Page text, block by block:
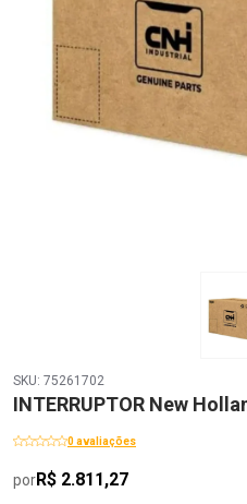
SKU: 75261702
INTERRUPTOR New
0 avaliações
porR$ 2.811,27